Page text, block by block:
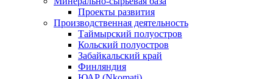
Проекты развития
Производственная деятельность
Таймырский полуостров
Кольский полуостров
Забайкальский край
Финляндия